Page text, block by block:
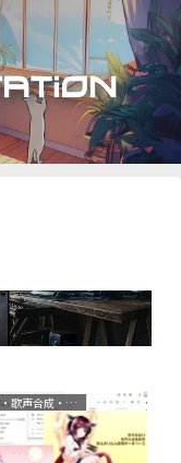
VOCALOID・歌声合成・音声合成